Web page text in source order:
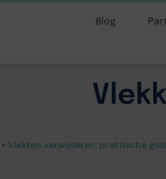
Blog
• Vlekken verwijderen: praktische